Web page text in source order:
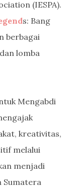
(IESPA).
s: Bang
berbagai
lomba
Mengabdi
kreativitas,
melalui
menjadi
Sumatera